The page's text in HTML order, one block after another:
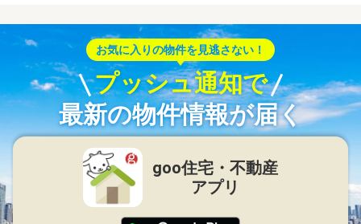
お気に入りの物件を見逃さない！
プッシュ通知で
最新の物件情報が届く
goo住宅・不動産
アプリ